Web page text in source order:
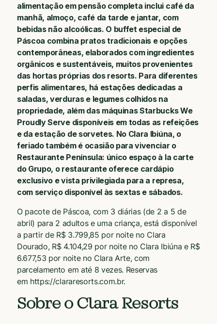
alimentação em pensão completa inclui café da
manhã, almoço, café da tarde e jantar, com
bebidas não alcoólicas. O buffet especial de
Páscoa combina pratos tradicionais e opções
contemporâneas, elaborados com ingredientes
orgânicos e sustentáveis, muitos provenientes
das hortas próprias dos resorts. Para diferentes
perfis alimentares, há estações dedicadas a
saladas, verduras e legumes colhidos na
propriedade, além das máquinas Starbucks We
Proudly Serve disponíveis em todas as refeições
e da estação de sorvetes. No Clara Ibiúna, o
feriado também é ocasião para vivenciar o
Restaurante Península: único espaço à la carte
do Grupo, o restaurante oferece cardápio
exclusivo e vista privilegiada para a represa,
com serviço disponível às sextas e sábados.
O pacote de Páscoa, com 3 diárias (de 2 a 5 de
abril) para 2 adultos e uma criança, está disponível
a partir de R$ 3.799,85 por noite no Clara
Dourado, R$ 4.104,29 por noite no Clara Ibiúna e R$
6.677,53 por noite no Clara Arte, com
parcelamento em até 8 vezes. Reservas
em https://clararesorts.com.br.
Sobre o Clara Resorts